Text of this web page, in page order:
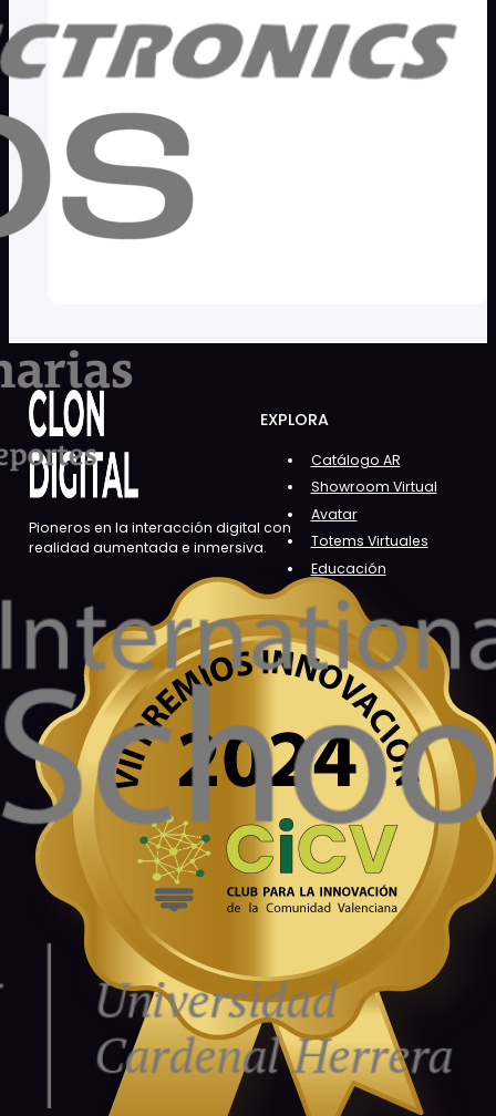
Pioneros en la interacción digital con
realidad aumentada e inmersiva.
EXPLORA
Catálogo AR
Showroom Virtual
Avatar
Totems Virtuales
Educación